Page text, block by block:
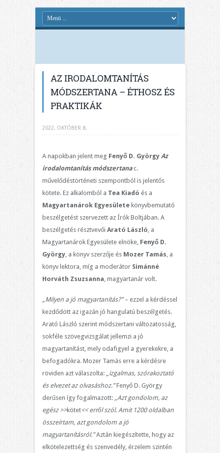
AZ IRODALOMTANÍTÁS
MÓDSZERTANA – ÉTHOSZ ÉS
PRAKTIKÁK
2022. OKTÓBER 8.
A napokban jelent meg Fenyő D. György Az
irodalomtanítás módszertanac.
művelődéstörténeti szempontból is jelentős
kötete. Ez alkalomból a Tea Kiadó és a
Magyartanárok Egyesületekönyvbemutató
beszélgetést szervezett az Írók Boltjában. A
beszélgetés résztvevői Arató László, a
Magyartanárok Egyesülete elnöke, Fenyő D.
György, a könyv szerzője ésMozer Tamás, a
könyv lektora, míg a moderátor Simánné
Horváth Zsuzsanna, magyartanár volt.
„Milyen a jó magyartanítás?”– ezzel a kérdéssel
kezdődött az igazán jó hangulatú beszélgetés.
Arató László szerint módszertani változatosság,
sokféle szövegvizsgálat jellemzi a jó
magyartanítást, mely odafigyel a gyerekekre, a
befogadókra. Mozer Tamás erre a kérdésre
röviden azt válaszolta: „ izgalmas, szórakoztató
és elvezet az olvasáshoz.”Fenyő D. György
derűsen így fogalmazott: „Azt gondolom, az
egész >>kötet<< erről szól. Amit 1200 oldalban
összeírtam, azt gondolom a jó
magyartanításról.”Aztán kiegészítette, hogy az
elkötelezettség és szenvedély, érzelem szintén